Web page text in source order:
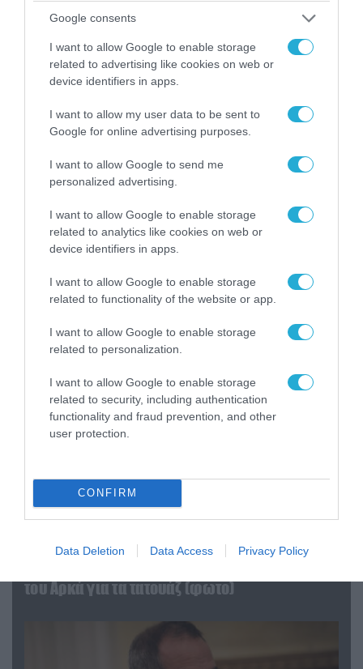
Google consents
I want to allow Google to enable storage
related to advertising like cookies on web or
device identifiers in apps.
I want to allow my user data to be sent to
Google for online advertising purposes.
I want to allow Google to send me
personalized advertising.
I want to allow Google to enable storage
related to analytics like cookies on web or
device identifiers in apps.
I want to allow Google to enable storage
related to functionality of the website or app.
I want to allow Google to enable storage
related to personalization.
I want to allow Google to enable storage
related to security, including authentication
functionality and fraud prevention, and other
user protection.
CONFIRM
Data Deletion Data Access Privacy Policy
Απετράπη το εγχείρημα Ουκρανών για
αντεπίθεση στο Κολομίγτσι: Δείτε το πριν & το
ΠΟΛΙΤΙΚΗ
08.08.2026 | 09:02
του Αρκά για τα τατουάζ (φωτο)